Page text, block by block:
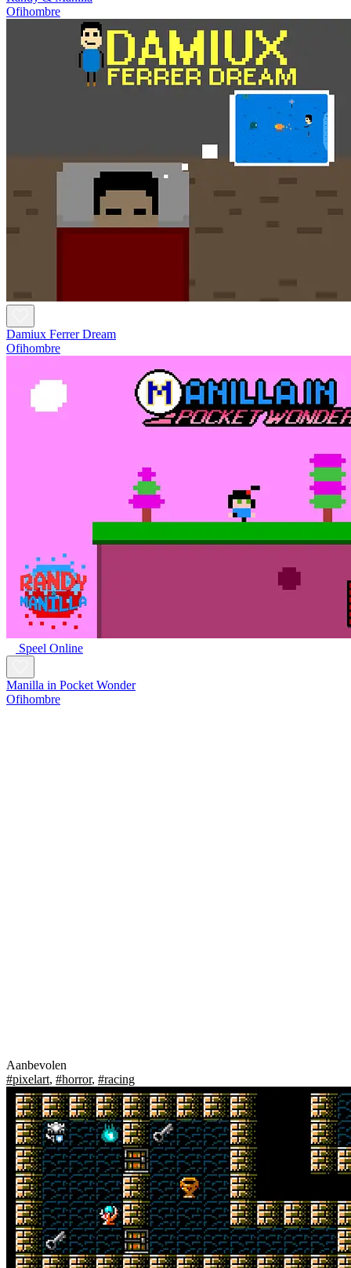
Ofihombre
Damiux Ferrer Dream
Ofihombre
Speel Online
Manilla in Pocket Wonder
Ofihombre
Aanbevolen
#pixelart, #horror, #racing